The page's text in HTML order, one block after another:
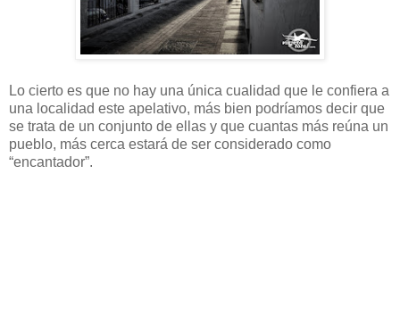
Lo cierto es que no hay una única cualidad que le confiera a
una localidad este apelativo, más bien podríamos decir que
se trata de un conjunto de ellas y que cuantas más reúna un
pueblo, más cerca estará de ser considerado como
“encantador”.